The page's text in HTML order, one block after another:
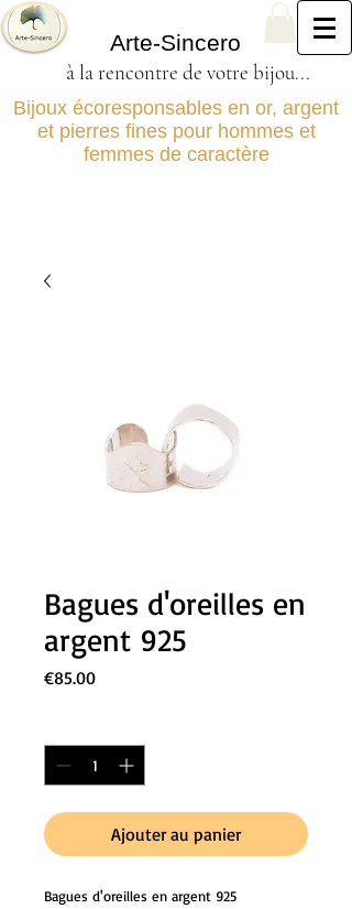
Arte-Sincero
à la rencontre de votre bijou...
Bijoux écoresponsables en or, argent
et pierres fines pour hommes et
femmes de caractère
Bagues d'oreilles en
argent 925
€85.00Prix
Ajouter au panier
Bagues d'oreilles en argent 925